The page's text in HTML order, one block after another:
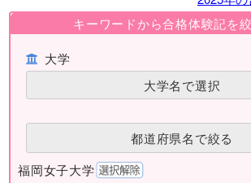
キーワードから合格体験記を
大学
大学名で選択
都道府県名で絞る
福岡女子大学